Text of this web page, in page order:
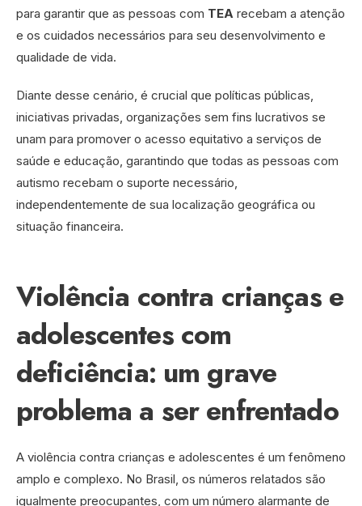
para garantir que as pessoas com TEA recebam a atenção
e os cuidados necessários para seu desenvolvimento e
qualidade de vida.
Diante desse cenário, é crucial que políticas públicas,
iniciativas privadas, organizações sem fins lucrativos se
unam para promover o acesso equitativo a serviços de
saúde e educação, garantindo que todas as pessoas com
autismo recebam o suporte necessário,
independentemente de sua localização geográfica ou
situação financeira.
Violência contra crianças e
adolescentes com
deficiência: um grave
problema a ser enfrentado
A violência contra crianças e adolescentes é um fenômeno
amplo e complexo. No Brasil, os números relatados são
igualmente preocupantes, com um número alarmante de